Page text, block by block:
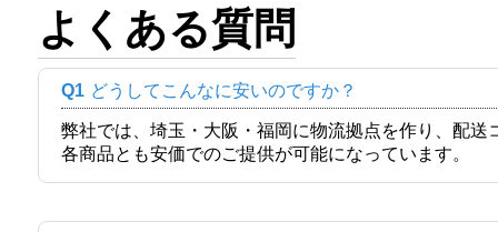
よくある質問
Q1 どうしてこんなに安いのですか？
弊社では、埼玉・大阪・福岡に物流拠点を作り、配
各商品とも安価でのご提供が可能になっています。